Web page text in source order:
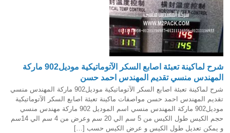
شرح لماكينة تعبئة اصابع السكر الآتوماتيكية موديل902 ماركة
المهندس منسي تقديم المهندس احمد حسن
شرح لماكينة تعبئة اصابع السكر الآتوماتيكية موديل902 ماركة المهندس منسي
تقديم المهندس احمد حسن مواصفات ماكينة تعبئة اصابع السكر الآتوماتيكية
موديل902 ماركة المهندس منسي اسم الموديل 902 ماركة مهندس منسي
حجم الكيس طول الكيس من 5 سم الي 20 سم وعرض من 4 سم الي 14سم
و يمكن تعديل طول الكيس و عرض الكيس حسب […]